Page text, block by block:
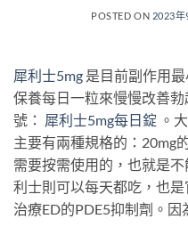
POSTED ON 2023年
犀利士5mg 是目前副作用
保養每日一粒來慢慢改善
號： 犀利士5mg每日錠 。
主要有兩種規格的：20mg
需要按需使用的，也就是
利士則可以每天都吃，也
治療ED的PDE5抑制劑。